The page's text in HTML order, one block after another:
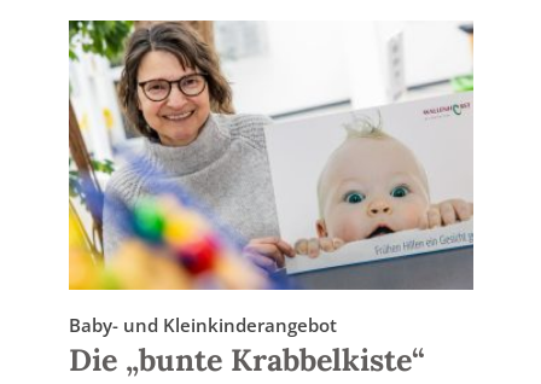
Baby- und Kleinkinderangebot
Die „bunte Krabbelkiste“